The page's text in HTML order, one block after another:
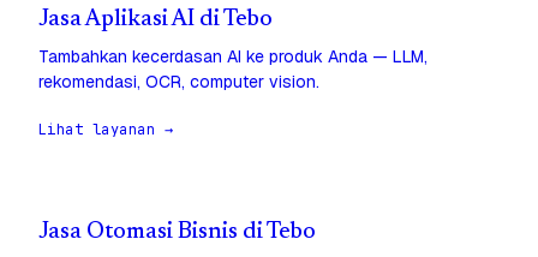
Jasa Aplikasi AI di Tebo
Tambahkan kecerdasan AI ke produk Anda — LLM,
rekomendasi, OCR, computer vision.
Lihat layanan →
Jasa Otomasi Bisnis di Tebo